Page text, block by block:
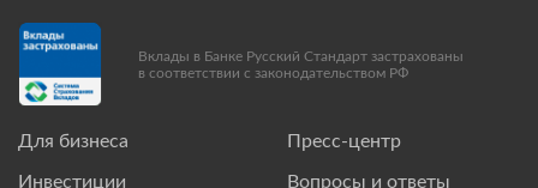
Для бизнеса
Инвестиции
Пресс-центр
Вопросы и ответы
Вклады в Банке Русский Стандарт застрахованы
в соответствии с законодательством РФ